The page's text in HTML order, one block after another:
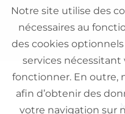
Notre site utilise des
nécessaires au
des cookies
services
fonctionner. En outre,
afin d’obtenir des
votre navigation sur